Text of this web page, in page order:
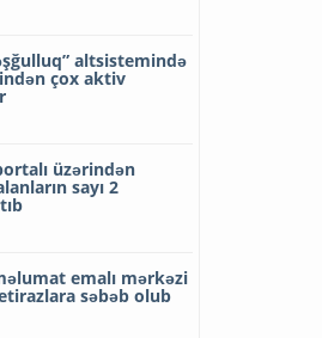
altsistemində
çox aktiv
üzərindən
sayı 2
emalı mərkəzi
səbəb olub